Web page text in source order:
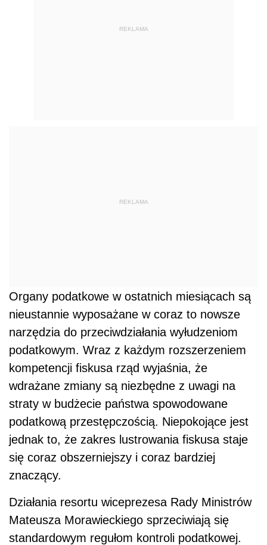
REKLAMA
REKLAMA
Organy podatkowe w ostatnich miesiącach są
nieustannie wyposażane w coraz to nowsze
narzędzia do przeciwdziałania wyłudzeniom
podatkowym. Wraz z każdym rozszerzeniem
kompetencji fiskusa rząd wyjaśnia, że
wdrażane zmiany są niezbędne z uwagi na
straty w budżecie państwa spowodowane
podatkową przestępczością. Niepokojące jest
jednak to, że zakres lustrowania fiskusa staje
się coraz obszerniejszy i coraz bardziej
znaczący.
Działania resortu wiceprezesa Rady Ministrów
Mateusza Morawieckiego sprzeciwiają się
standardowym regułom kontroli podatkowej.